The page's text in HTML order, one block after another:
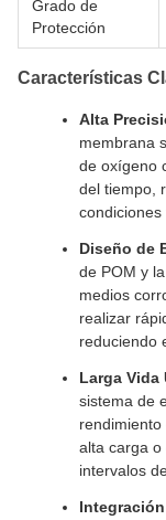
Grado de
Protección
Características
Alta
membrana
de oxígeno
del tiempo,
condiciones
Diseño de
de POM y
medios
realizar
reduciendo
Larga Vida
sistema de
alta carga o
intervalos